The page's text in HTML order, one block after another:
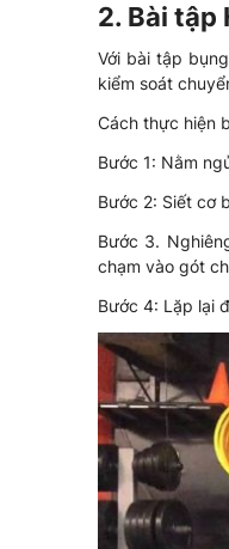
2. Bài tập
Với bài tập
kiểm soát
Cách thực hiện
Bước 1: Nằm
Bước 2: Siết cơ
Bước 3.
chạm vào gót
Bước 4: Lặp lại